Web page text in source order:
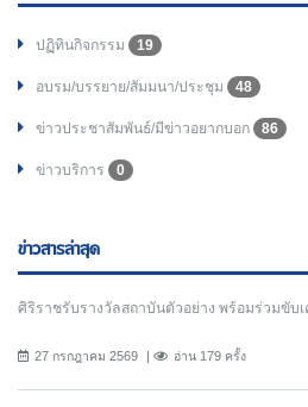
ปฏิทินกิจกรรม 19
อบรม/บรรยาย/สัมมนา/ประชุม 48
ข่าวประชาสัมพันธ์/มีข่าวอยากบอก 86
ข่าวบริการ 0
ข่าวสารล่าสุด
ศิริราชรับรางวัลสถาบันตัวอย่าง พร้อมร่วมขับเ
27 กรกฎาคม 2569 อ่าน 179 ครั้ง